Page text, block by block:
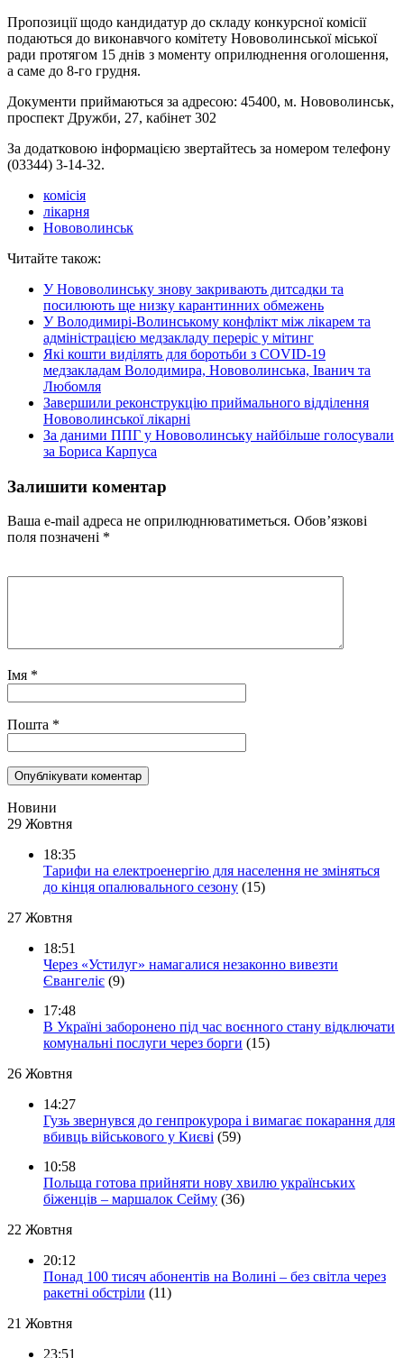
Пропозиції щодо кандидатур до складу конкурсної комісії
подаються до виконавчого комітету Нововолинської міської
ради протягом 15 днів з моменту оприлюднення оголошення,
а саме до 8-го грудня.
Документи приймаються за адресою: 45400, м. Нововолинськ,
проспект Дружби, 27, кабінет 302
За додатковою інформацією звертайтесь за номером телефону
(03344) 3-14-32.
комісія
лікарня
Нововолинськ
Читайте також:
У Нововолинську знову закривають дитсадки та
посилюють ще низку карантинних обмежень
У Володимирі-Волинському конфлікт між лікарем та
адміністрацією медзакладу переріс у мітинг
Які кошти виділять для боротьби з COVID-19
медзакладам Володимира, Нововолинська, Іванич та
Любомля
Завершили реконструкцію приймального відділення
Нововолинської лікарні
За даними ППГ у Нововолинську найбільше голосували
за Бориса Карпуса
Залишити коментар
Ваша e-mail адреса не оприлюднюватиметься. Обов’язкові
поля позначені *
Імя *
Пошта *
Новини
29 Жовтня
18:35
Тарифи на електроенергію для населення не зміняться
до кінця опалювального сезону (15)
27 Жовтня
18:51
Через «Устилуг» намагалися незаконно вивезти
Євангеліє (9)
17:48
В Україні заборонено під час воєнного стану відключати
комунальні послуги через борги (15)
26 Жовтня
14:27
Гузь звернувся до генпрокурора і вимагає покарання для
вбивць військового у Києві (59)
10:58
Польща готова прийняти нову хвилю українських
біженців – маршалок Сейму (36)
22 Жовтня
20:12
Понад 100 тисяч абонентів на Волині – без світла через
ракетні обстріли (11)
21 Жовтня
23:51